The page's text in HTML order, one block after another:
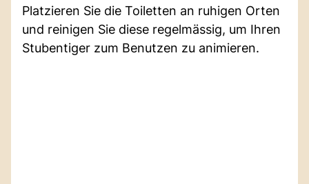
Platzieren Sie die Toiletten an ruhigen Orten
und reinigen Sie diese regelmässig, um Ihren
Stubentiger zum Benutzen zu animieren.